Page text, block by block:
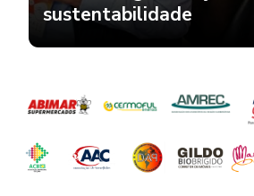
sustentabilidade